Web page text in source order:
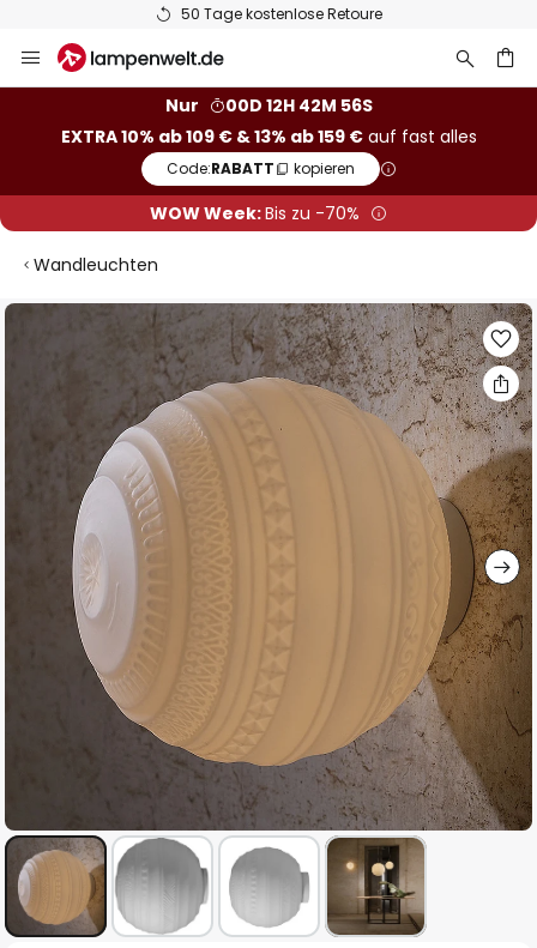
50 Tage kostenlose Retoure
Inhalt
Nur
00D 12H 42M 55S
EXTRA 10% ab 109 € & 13% ab 159 €auf fast alles
Code:RABATT kopieren
WOW Week:Bis zu -70%
Wandleuchten
Zum
springen